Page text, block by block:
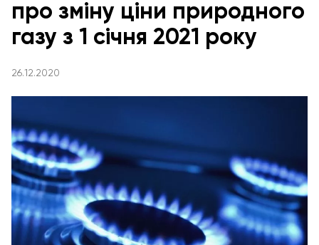
про зміну ціни природного
газу з 1 січня 2021 року
26.12.2020